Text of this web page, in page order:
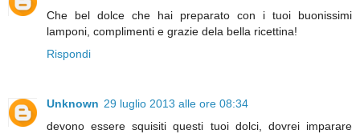
Che bel dolce che hai preparato con i tuoi buonissimi
lamponi, complimenti e grazie dela bella ricettina!
Rispondi
Unknown 29 luglio 2013 alle ore 08:34
devono essere squisiti questi tuoi dolci, dovrei imparare